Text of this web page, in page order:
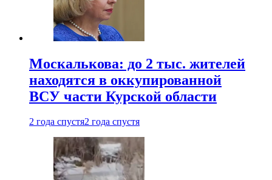
Москалькова: до 2 тыс. жителей
находятся в оккупированной
ВСУ части Курской области
2 года спустя2 года спустя